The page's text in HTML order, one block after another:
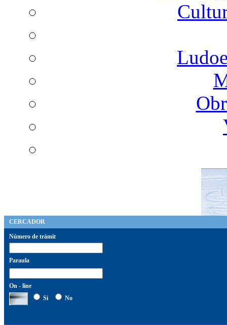
CERCADOR
Número de tràmit
Paraula
On - line
Si
No